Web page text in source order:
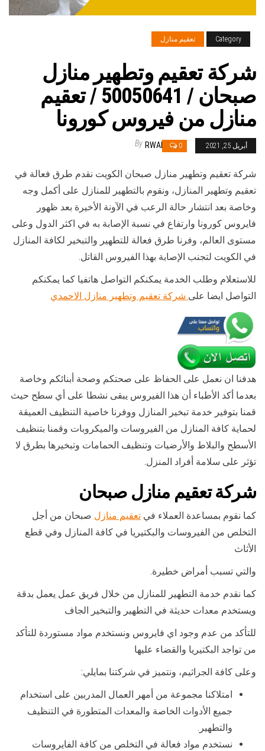
Category تعقيم منازل
شركة تعقيم وتطهير منازل
صبحان / 50050641 / تعقيم
منازل من فيروس كورونا
أبريل 25, 2021 0
By RWAN
شركة تعقيم وتطهير منازل صبحان الكويت نقدم طرق فعالة في
تعقيم وتطهير المنازل، ونقوم بالتطهير للمنازل على أكمل وجه
وخاصة بعد انتشار حالة الرعب في الآونة الأخيرة بعد ظهور
فايروس كورونا وارتفاع في نسبة الإصابة به في اكثر الدول وعلى
مستوى العالم، وفرنا طرق فعالة للتطهير والتبخير لكافة المنازل
في الكويت لتجنب الإصابة بهذا الفيروس القاتل.
للاستعلام وطلب الخدمة يمكنكم التواصل هاتفيا كما يمكنكم
التواصل ايضا على شركة تعقيم وتطهير منازل الاحمدي
هدفنا ان نعمل على الحفاظ على صحتكم وصحة أبنائكم وخاصة
بعدما أكد الأطباء أن هذا الفيروس يبقى نشطا على أي سطح حيث
قمنا بتوفير خدمة تبخير المنازل ووفرنا خاصية التنظيف العميقة
لحماية كافة المنازل من الفيروسات والميكروبات وقمنا بتنظيف
الأسطح والبلاط والأرضيات وتنظيف الحمامات وتبخيرها بطرق لا
تؤثر على سلامة أفراد المنزل.
شركة تعقيم منازل صبحان
كما نقوم بمساعدة العملاء في تعقيم منازل صبحان من أجل
التخلص من الفيروسات والبكتيريا في كافة المنازل وفي قطع
الأثاث
والتي تسبب أمراض خطيرة.
كما نقدم خدمة التطهير للمنازل من خلال فريق عمل يعمل بدقة
ويستخدم معدات حديثة في التطهير والتبخير الجاف
للتأكد من عدم وجود اي فايروس ونستخدم مواد مستوردة للتأكد
من تواجد البكتيريا والقضاء عليها
وعلى كافة الجراثيم، ونتميز في شركتنا بمايلي:
امتلاكنا مجموعة من أمهر العمال المدربين على استخدام
جميع الأدوات الخاصة والمعدات المتطورة في التنظيف
والتطهير.
نستخدم مواد فعالة في التخلص من كافة الفايروسات